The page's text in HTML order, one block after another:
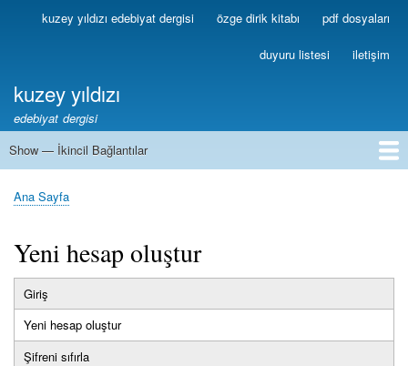
Ana
içeriğe
Birincilkuzey yıldızı edebiyat dergisi özge dirik kitabı pdf dosyaları
duyuru listesi iletişim
kuzey yıldızı
edebiyat dergisi
İkincil
Show — İkincil Bağlantılar
1
2
3
4
5
6
7
8
9
10
11
12
13
Sayfa
Ana Sayfa
Yeni hesap oluştur
Birincil
sekmeler
Giriş
Yeni hesap oluştur(etkin
sekme)
Şifreni sıfırla